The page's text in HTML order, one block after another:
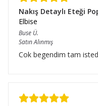
Nakış Detaylı Eteği
Elbise
Buse Ü.
Satın Alınmış
Cok begendim tam